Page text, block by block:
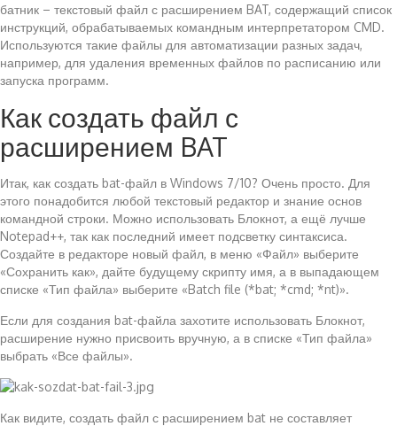
батник – текстовый файл с расширением BAT, содержащий список
инструкций, обрабатываемых командным интерпретатором CMD.
Используются такие файлы для автоматизации разных задач,
например, для удаления временных файлов по расписанию или
запуска программ.
Как создать файл с
расширением BAT
Итак, как создать bat-файл в Windows 7/10? Очень просто. Для
этого понадобится любой текстовый редактор и знание основ
командной строки. Можно использовать Блокнот, а ещё лучше
Notepad++, так как последний имеет подсветку синтаксиса.
Создайте в редакторе новый файл, в меню «Файл» выберите
«Сохранить как», дайте будущему скрипту имя, а в выпадающем
списке «Тип файла» выберите «Batch file (*bat; *cmd; *nt)».
Если для создания bat-файла захотите использовать Блокнот,
расширение нужно присвоить вручную, а в списке «Тип файла»
выбрать «Все файлы».
Как видите, создать файл с расширением bat не составляет